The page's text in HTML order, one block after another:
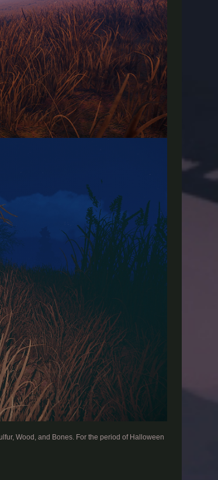
Wood, and Bones. For the period of Halloween